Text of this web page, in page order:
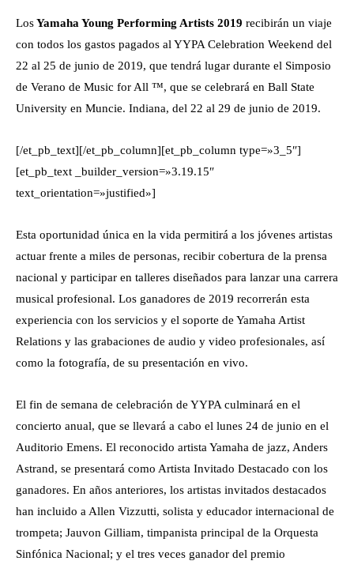
LosYamaha Young Performing Artists 2019 recibirán un viaje
con todos los gastos pagados al YYPA Celebration Weekend del
22 al 25 de junio de 2019, que tendrá lugar durante el Simposio
de Verano de Music for All ™, que se celebrará en Ball State
University en Muncie. Indiana, del 22 al 29 de junio de 2019.
[/et_pb_text][/et_pb_column][et_pb_column type=»3_5″]
[et_pb_text _builder_version=»3.19.15″
text_orientation=»justified»]
Esta oportunidad única en la vida permitirá a los jóvenes artistas
actuar frente a miles de personas, recibir cobertura de la prensa
nacional y participar en talleres diseñados para lanzar una carrera
musical profesional. Los ganadores de 2019 recorrerán esta
experiencia con los servicios y el soporte de Yamaha Artist
Relations y las grabaciones de audio y video profesionales, así
como la fotografía, de su presentación en vivo.
El fin de semana de celebración de YYPA culminará en el
concierto anual, que se llevará a cabo el lunes 24 de junio en el
Auditorio Emens. El reconocido artista Yamaha de jazz, Anders
Astrand, se presentará como Artista Invitado Destacado con los
ganadores. En años anteriores, los artistas invitados destacados
han incluido a Allen Vizzutti, solista y educador internacional de
trompeta; Jauvon Gilliam, timpanista principal de la Orquesta
Sinfónica Nacional; y el tres veces ganador del premio